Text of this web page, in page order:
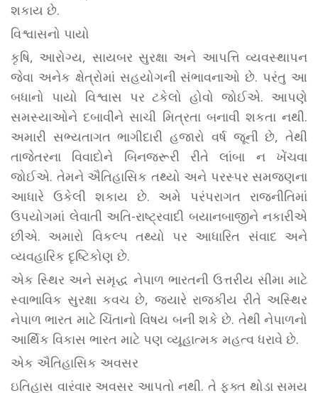
શકાય છે.
વિશ્વાસનો પાયો
કૃષિ, આરોગ્ય, સાયબર સુરક્ષા અને આપત્તિ વ્યવસ્થાપન
જેવા અનેક ક્ષેત્રોમાં સહયોગની સંભાવનાઓ છે. પરંતુ આ
બધાનો પાયો વિશ્વાસ પર ટકેલો હોવો જોઈએ. આપણે
સમસ્યાઓને દબાવીને સાચી મિત્રતા બનાવી શકતા નથી.
અમારી સભ્યતાગત ભાગીદારી હજારો વર્ષ જૂની છે, તેથી
તાજેતરના વિવાદોને બિનજરૂરી રીતે લાંબા ન ખેંચવા
જોઈએ. તેમને ઐતિહાસિક તથ્યો અને પરસ્પર સમજણના
આધારે ઉકેલી શકાય છે. અમે પરંપરાગત રાજનીતિમાં
ઉપયોગમાં લેવાતી અતિ-રાષ્ટ્રવાદી બયાનબાજીને નકારીએ
છીએ. અમારો વિકલ્પ તથ્યો પર આધારિત સંવાદ અને
વ્યવહારિક દૃષ્ટિકોણ છે.
એક સ્થિર અને સમૃદ્ધ નેપાળ ભારતની ઉત્તરીય સીમા માટે
સ્વાભાવિક સુરક્ષા કવચ છે, જ્યારે રાજકીય રીતે અસ્થિર
નેપાળ ભારત માટે ચિંતાનો વિષય બની શકે છે. તેથી નેપાળનો
આર્થિક વિકાસ ભારત માટે પણ વ્યૂહાત્મક મહત્વ ધરાવે છે.
એક ઐતિહાસિક અવસર
ઇતિહાસ વારંવાર અવસર આપતો નથી. તે ફક્ત થોડા સમય